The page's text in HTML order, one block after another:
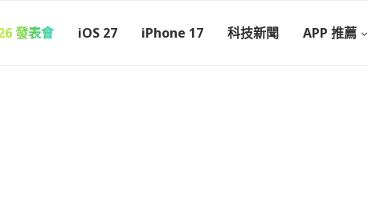
發表會 iOS 27 iPhone 17 科技新聞 APP 推薦